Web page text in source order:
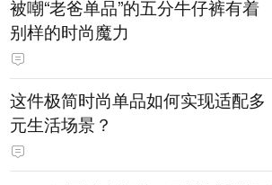
被嘲“老爸单品”的五分牛仔裤有着
别样的时尚魔力
这件极简时尚单品如何实现适配多
元生活场景？